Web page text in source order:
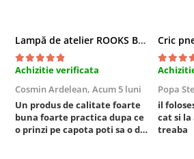
Sistem franare
Sistem Vibro-Power
Capre Auto
Cricuri Hidraulice
Surubelnite Si Biti
Lampă de atelier ROOKS B2 HYBRID pentru capotă, 2000 lumeni, 5000 mAh
Achizitie verificata
Cosmin Ardelean, Acum 5 luni
Un produs de calitate foarte
buna foarte practica dupa ce
o prinzi pe capota poti sa o dai
Popa
il
cat si
treaba